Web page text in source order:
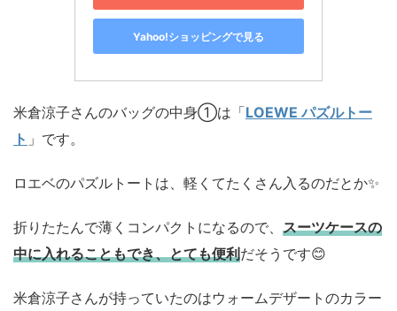
Yahoo!ショッピングで見る
米倉涼子さんのバッグの中身①は「LOEWE パズルトー
ト 」です。
ロエベのパズルトートは、軽くてたくさん入るのだとか✨
折りたたんで薄くコンパクトになるので、 スーツケースの
中に入れることもでき、とても便利だそうです😊
米倉涼子さんが持っていたのはウォームデザートのカラー